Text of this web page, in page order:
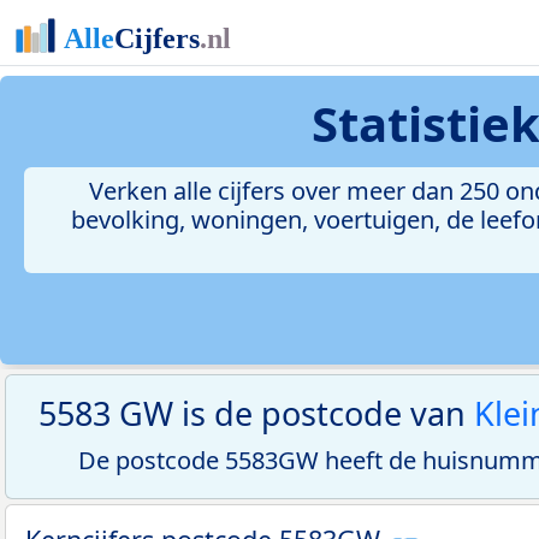
Verken alle cijfers over meer dan 250
bevolking, woningen, voertuigen, de
5583 GW is de postcode van
De postcode 5583GW heeft de